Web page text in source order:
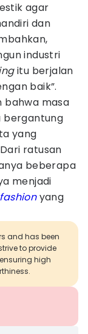
agar
dan
industri
itu berjalan
baik”.
bahwa masa
bergantung
yang
ratusan
beberapa
menjadi
fashionyang
and has been
to provide
high